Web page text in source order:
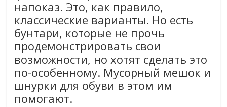
напоказ. Это, как правило,
классические варианты. Но есть
бунтари, которые не прочь
продемонстрировать свои
возможности, но хотят сделать это
по-особенному. Мусорный мешок и
шнурки для обуви в этом им
помогают.